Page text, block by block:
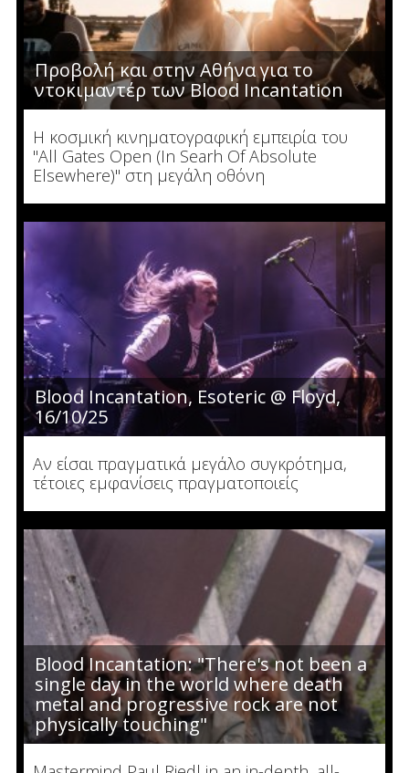
Προβολή και στην Αθήνα για το
ντοκιμαντέρ των Blood Incantation
Η κοσμική κινηματογραφική εμπειρία του
"All Gates Open (In Searh Of Absolute
Elsewhere)" στη μεγάλη οθόνη
Blood Incantation, Esoteric @ Floyd,
16/10/25
Αν είσαι πραγματικά μεγάλο συγκρότημα,
τέτοιες εμφανίσεις πραγματοποιείς
Blood Incantation: "There's not been a
single day in the world where death
metal and progressive rock are not
physically touching"